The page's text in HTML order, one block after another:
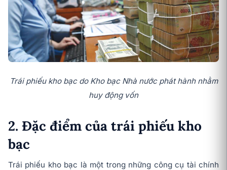
Trái phiếu kho bạc do Kho bạc Nhà nước phát hành nhằm
huy động vốn
2. Đặc điểm của trái phiếu kho
bạc
Trái phiếu kho bạc là một trong những công cụ tài chính